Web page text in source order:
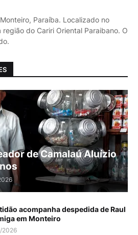
Paraíba. Localizado no
do Cariri Oriental Paraibano. O
de Camalaú Aluízio
acompanha despedida de Raul
em Monteiro
2026